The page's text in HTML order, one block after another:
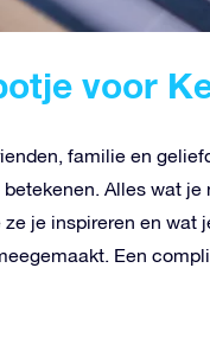
voor
familie en
Alles wat je
je inspireren en wat
Een